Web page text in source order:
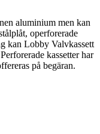
aluminium men kan
operforerade
kan Lobby Valvkassett
kassetter har
på begäran.